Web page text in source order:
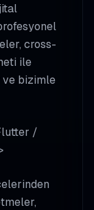
cross-
ile
ve bizimle
/